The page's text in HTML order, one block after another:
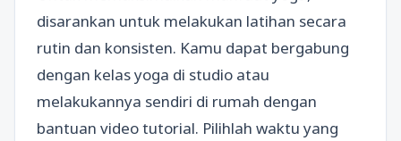
disarankan untuk melakukan latihan secara
rutin dan konsisten. Kamu dapat bergabung
dengan kelas yoga di studio atau
melakukannya sendiri di rumah dengan
bantuan video tutorial. Pilihlah waktu yang